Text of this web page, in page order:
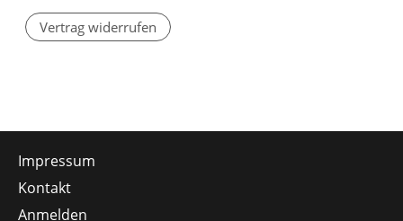
Vertrag widerrufen
Impressum
Kontakt
Anmelden